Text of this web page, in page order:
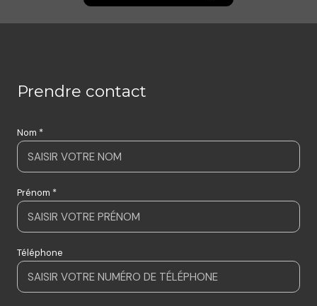
prendre contact
Nom *
Prénom *
Téléphone